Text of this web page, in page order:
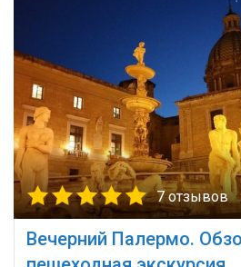
7 отзывов
Вечерний Палермо.